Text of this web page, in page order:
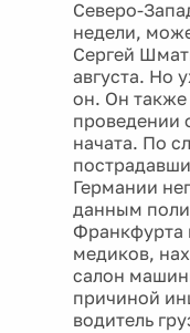
Северо-
недели,
Сергей
августа. Но
он. Он также
проведении
начата. По
Германии
данным
Франкфурта
медиков,
салон
причиной
водитель